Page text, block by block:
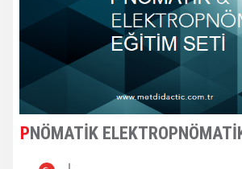
PNÖMATİK